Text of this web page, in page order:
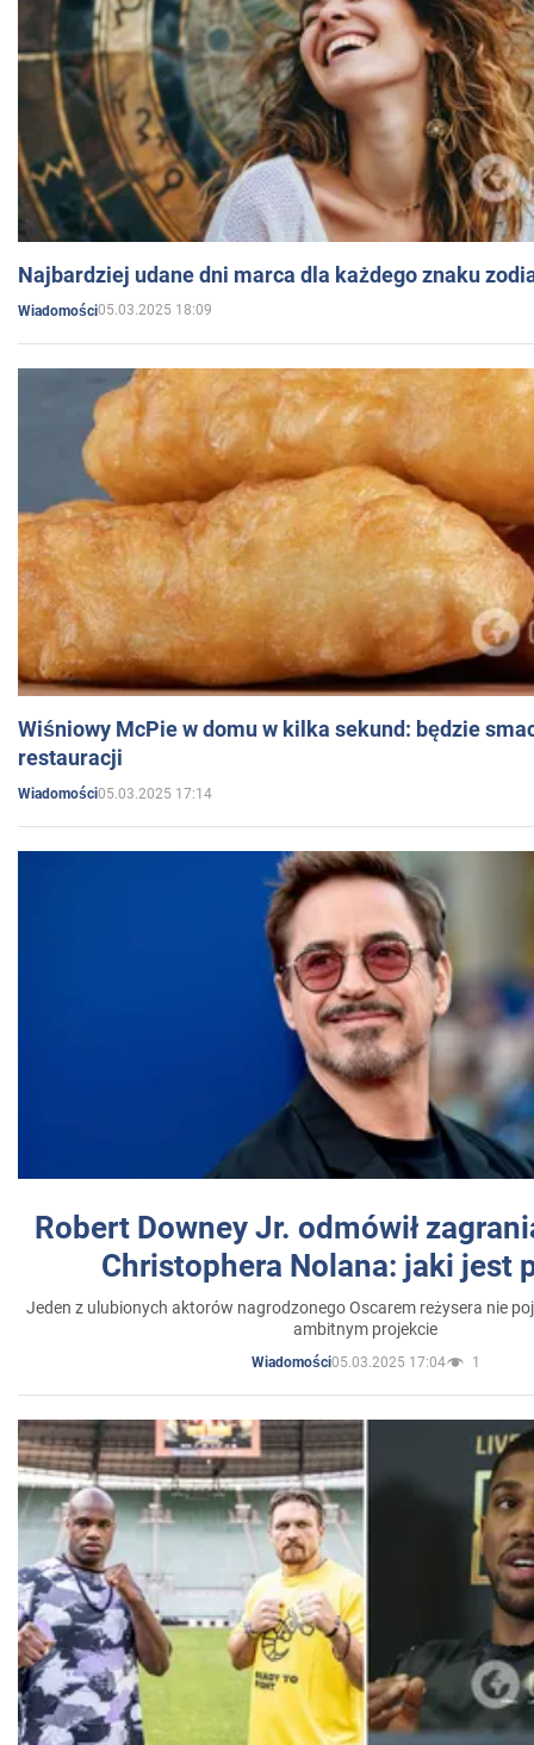
Najbardziej udane dni marca dla każdego znaku
Wiadomości05.03.2025 18:09
Wiśniowy McPie w domu w kilka sekund: będzie
restauracji
Wiadomości05.03.2025 17:14
Robert Downey Jr. odmówił
Christophera Nolana: jaki jest
Jeden z ulubionych aktorów nagrodzonego Oscarem reżysera nie
ambitnym projekcie
Wiadomości05.03.2025 17:04 1